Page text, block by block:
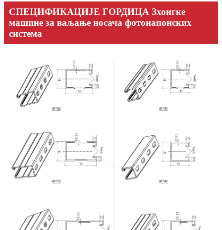
СПЕЦИФИКАЦИЈЕ ГОРДИЦА Зхонгке
машине за ваљање носача фотонапонских
система